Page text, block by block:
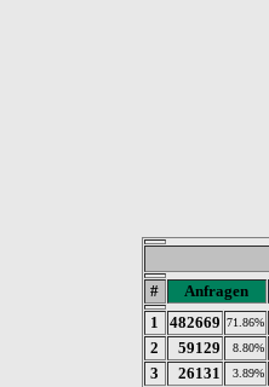
# Anfragen
1
482669 71.86%
2 59129 8.80%
3 26131 3.89%